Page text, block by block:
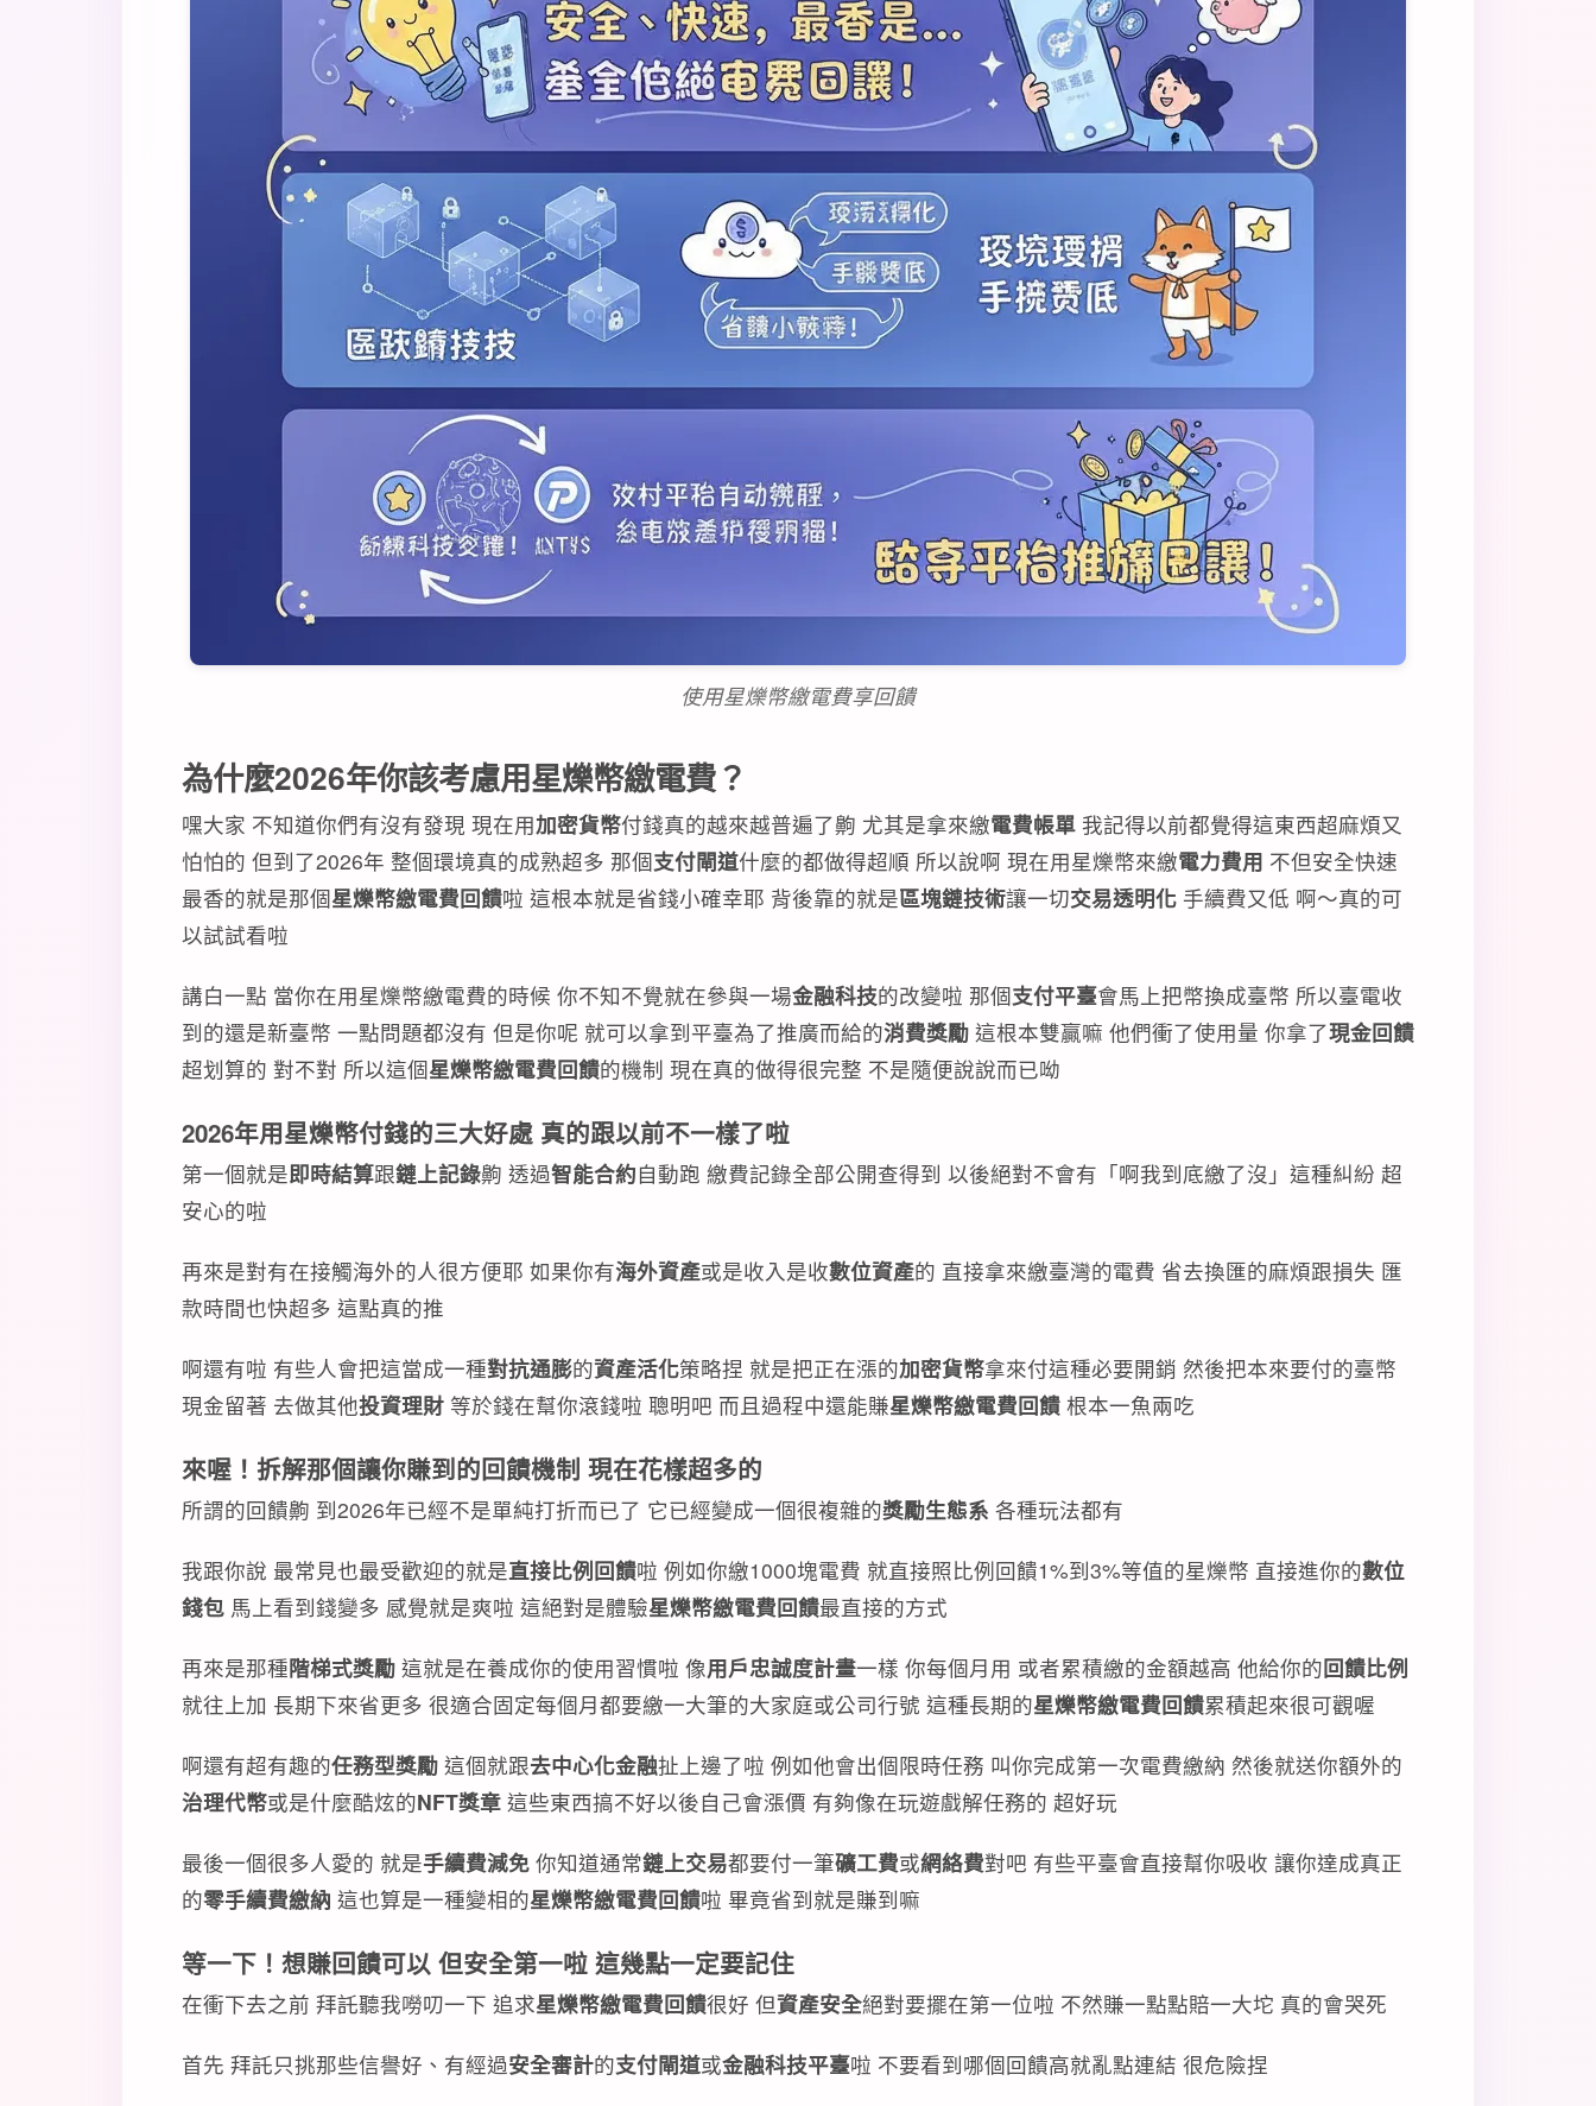
使用星爍幣繳電費享回饋
為什麼2026年你該考慮用星爍幣繳電費？
嘿大家 不知道你們有沒有發現 現在用加密貨幣付錢真的越來越普遍了齁 尤其是拿來繳電費帳單 我記得以前都覺得這東西超麻煩又
怕怕的 但到了2026年 整個環境真的成熟超多 那個支付閘道什麼的都做得超順 所以說啊 現在用星爍幣來繳電力費用 不但安全快速
最香的就是那個星爍幣繳電費回饋啦 這根本就是省錢小確幸耶 背後靠的就是區塊鏈技術讓一切交易透明化 手續費又低 啊～真的可
以試試看啦
講白一點 當你在用星爍幣繳電費的時候 你不知不覺就在參與一場金融科技的改變啦 那個支付平臺會馬上把幣換成臺幣 所以臺電收
到的還是新臺幣 一點問題都沒有 但是你呢 就可以拿到平臺為了推廣而給的消費獎勵 這根本雙贏嘛 他們衝了使用量 你拿了現金回饋
超划算的 對不對 所以這個星爍幣繳電費回饋的機制 現在真的做得很完整 不是隨便說說而已呦
2026年用星爍幣付錢的三大好處 真的跟以前不一樣了啦
第一個就是即時結算跟鏈上記錄齁 透過智能合約自動跑 繳費記錄全部公開查得到 以後絕對不會有「啊我到底繳了沒」這種糾紛 超
安心的啦
再來是對有在接觸海外的人很方便耶 如果你有海外資產或是收入是收數位資產的 直接拿來繳臺灣的電費 省去換匯的麻煩跟損失 匯
款時間也快超多 這點真的推
啊還有啦 有些人會把這當成一種對抗通膨的資產活化策略捏 就是把正在漲的加密貨幣拿來付這種必要開銷 然後把本來要付的臺幣
現金留著 去做其他投資理財 等於錢在幫你滾錢啦 聰明吧 而且過程中還能賺星爍幣繳電費回饋 根本一魚兩吃
來喔！拆解那個讓你賺到的回饋機制 現在花樣超多的
所謂的回饋齁 到2026年已經不是單純打折而已了 它已經變成一個很複雜的獎勵生態系 各種玩法都有
我跟你說 最常見也最受歡迎的就是直接比例回饋啦 例如你繳1000塊電費 就直接照比例回饋1%到3%等值的星爍幣 直接進你的數位
錢包 馬上看到錢變多 感覺就是爽啦 這絕對是體驗星爍幣繳電費回饋最直接的方式
再來是那種階梯式獎勵 這就是在養成你的使用習慣啦 像用戶忠誠度計畫一樣 你每個月用 或者累積繳的金額越高 他給你的回饋比例
就往上加 長期下來省更多 很適合固定每個月都要繳一大筆的大家庭或公司行號 這種長期的星爍幣繳電費回饋累積起來很可觀喔
啊還有超有趣的任務型獎勵 這個就跟去中心化金融扯上邊了啦 例如他會出個限時任務 叫你完成第一次電費繳納 然後就送你額外的
治理代幣或是什麼酷炫的NFT獎章 這些東西搞不好以後自己會漲價 有夠像在玩遊戲解任務的 超好玩
最後一個很多人愛的 就是手續費減免 你知道通常鏈上交易都要付一筆礦工費或網絡費對吧 有些平臺會直接幫你吸收 讓你達成真正
的零手續費繳納 這也算是一種變相的星爍幣繳電費回饋啦 畢竟省到就是賺到嘛
等一下！想賺回饋可以 但安全第一啦 這幾點一定要記住
在衝下去之前 拜託聽我嘮叨一下 追求星爍幣繳電費回饋很好 但資產安全絕對要擺在第一位啦 不然賺一點點賠一大坨 真的會哭死
首先 拜託只挑那些信譽好、有經過安全審計的支付閘道或金融科技平臺啦 不要看到哪個回饋高就亂點連結 很危險捏